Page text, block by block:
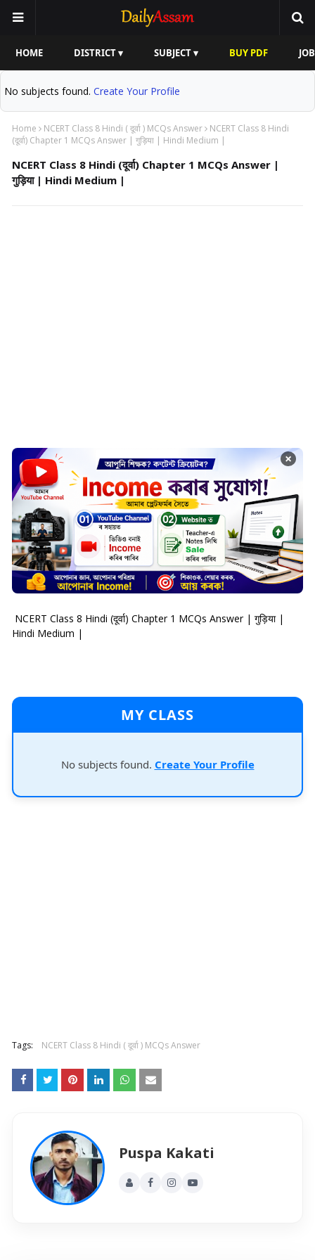
HOME DISTRICT ▾ SUBJECT ▾ BUY PDF
No subjects found. Create Your Profile
Home NCERT Class 8 Hindi ( दूर्वा ) MCQs Answer
NCERT Class 8 Hindi
(दूर्वा) Chapter 1 MCQs Answer | गुड़िया | Hindi Medium |
NCERT Class 8 Hindi (दूर्वा) Chapter 1 MCQs Answer |
गुड़िया | Hindi Medium |
×
NCERT Class 8 Hindi (दूर्वा) Chapter 1 MCQs Answer | गुड़िया |
Hindi Medium |
MY CLASS
No subjects found. Create Your Profile
Tags: NCERT Class 8 Hindi ( दूर्वा ) MCQs Answer
Puspa Kakati